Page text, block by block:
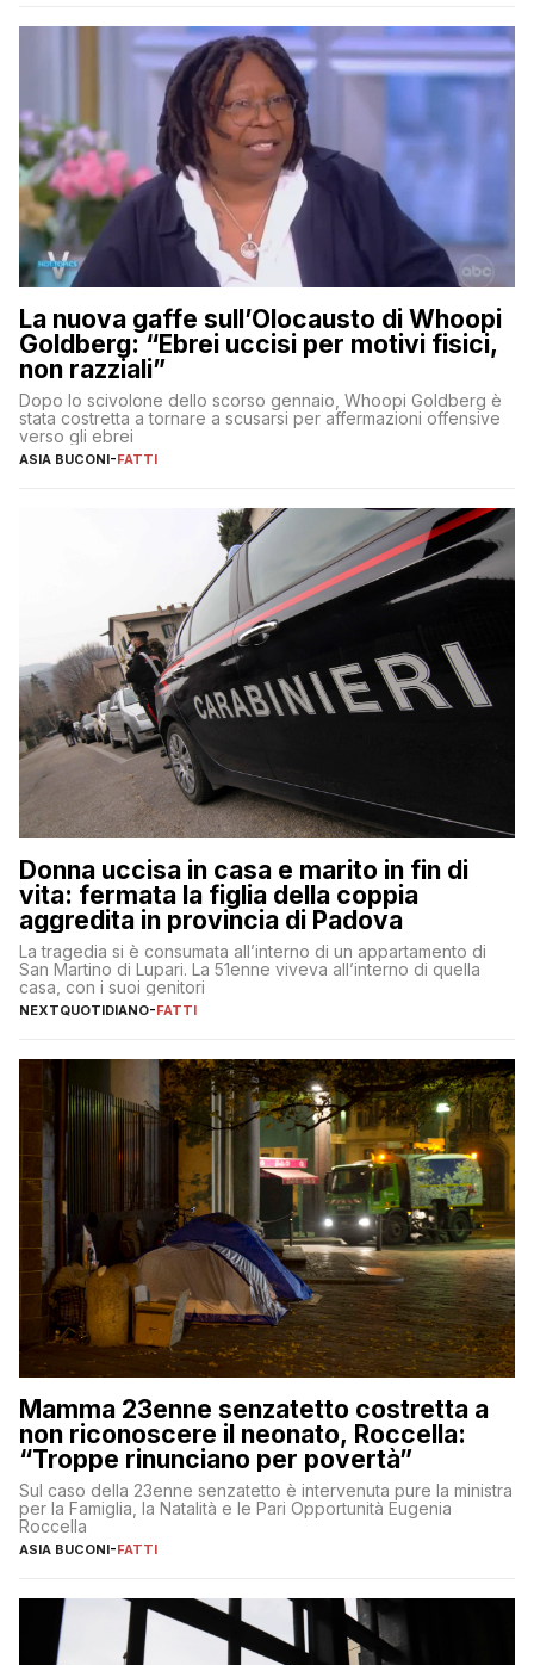
La nuova gaffe sull’Olocausto di Whoopi
Goldberg: “Ebrei uccisi per motivi fisici,
non razziali”
Dopo lo scivolone dello scorso gennaio, Whoopi Goldberg è
stata costretta a tornare a scusarsi per affermazioni offensive
verso gli ebrei
ASIA BUCONI-FATTI
Donna uccisa in casa e marito in fin di
vita: fermata la figlia della coppia
aggredita in provincia di Padova
La tragedia si è consumata all’interno di un appartamento di
San Martino di Lupari. La 51enne viveva all’interno di quella
casa, con i suoi genitori
NEXTQUOTIDIANO-FATTI
Mamma 23enne senzatetto costretta a
non riconoscere il neonato, Roccella:
“Troppe rinunciano per povertà”
Sul caso della 23enne senzatetto è intervenuta pure la ministra
per la Famiglia, la Natalità e le Pari Opportunità Eugenia
Roccella
ASIA BUCONI-FATTI